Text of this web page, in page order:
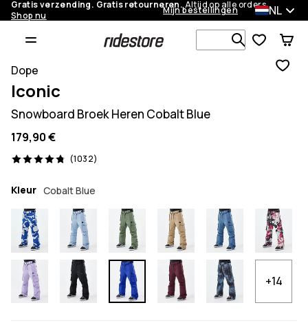
Gratis verzending. Gratis retourneren.Altijd op alle orders.
Shop nu
Mijn bestellingen NL
Zoek in 1
Dope
Iconic
Snowboard Broek Heren Cobalt Blue
179,90 €
(1032)
1032 beoordelingen, 4.8/5
Kleur Cobalt Blue
+14